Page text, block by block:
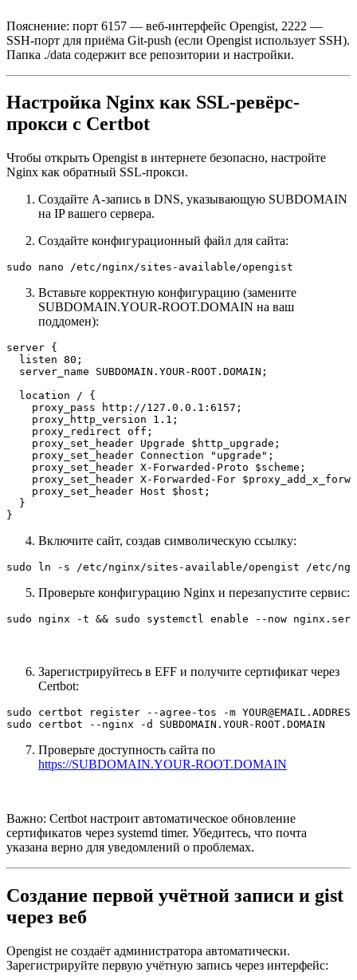
Пояснение: порт 6157 — веб-интерфейс Opengist, 2222 —
SSH-порт для приёма Git-push (если Opengist использует SSH).
Папка ./data содержит все репозитории и настройки.
Настройка Nginx как SSL-ревёрс-
прокси с Certbot
Чтобы открыть Opengist в интернете безопасно, настройте
Nginx как обратный SSL-прокси.
Создайте A-запись в DNS, указывающую SUBDOMAIN
на IP вашего сервера.
Создайте конфигурационный файл для сайта:
sudo nano /etc/nginx/sites-available/opengist
Вставьте корректную конфигурацию (замените
SUBDOMAIN.YOUR-ROOT.DOMAIN на ваш
поддомен):
server {
  listen 80;
  server_name SUBDOMAIN.YOUR-ROOT.DOMAIN;
  location / {
    proxy_pass http://127.0.0.1:6157;
    proxy_http_version 1.1;
    proxy_redirect off;
    proxy_set_header Upgrade $http_upgrade;
    proxy_set_header Connection "upgrade";
    proxy_set_header X-Forwarded-Proto $scheme;
proxy_set_header X-Forwarded-For
    proxy_set_header Host $host;
  }
}
Включите сайт, создав символическую ссылку:
sudo ln -s /etc/nginx/sites-available/opengist /etc/
Проверьте конфигурацию Nginx и перезапустите сервис:
sudo nginx -t && sudo systemctl enable --now
Зарегистрируйтесь в EFF и получите сертификат через
Certbot:
sudo certbot register --agree-tos -m YOUR@EMAIL.ADDRESS
sudo certbot --nginx -d SUBDOMAIN.YOUR-ROOT.DOMAIN
Проверьте доступность сайта по
https://SUBDOMAIN.YOUR-ROOT.DOMAIN
Важно: Certbot настроит автоматическое обновление
сертификатов через systemd timer. Убедитесь, что почта
указана верно для уведомлений о проблемах.
Создание первой учётной записи и gist
через веб
Opengist не создаёт администратора автоматически.
Зарегистрируйте первую учётную запись через интерфейс: